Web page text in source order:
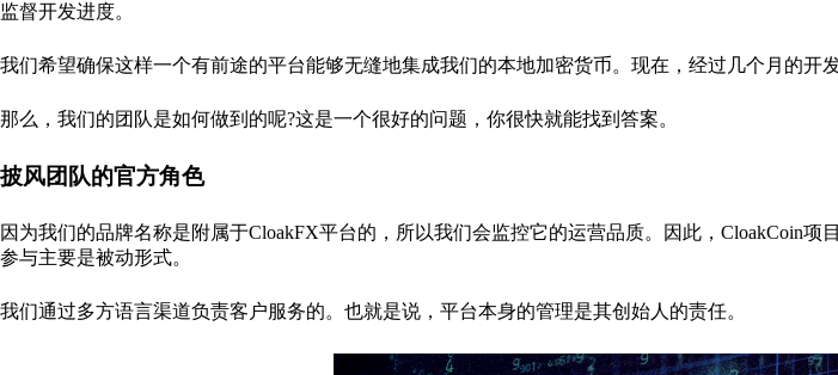
监督开发进度。
我们希望确保这样一个有前途的平台能够无缝地集成我们的本地加密货币。现在，经过几个月的开
那么，我们的团队是如何做到的呢?这是一个很好的问题，你很快就能找到答案。
披风团队的官方角色
因为我们的品牌名称是附属于CloakFX平台的，所以我们会监控它的运营品质。因此，CloakCoin项
参与主要是被动形式。
我们通过多方语言渠道负责客户服务的。也就是说，平台本身的管理是其创始人的责任。